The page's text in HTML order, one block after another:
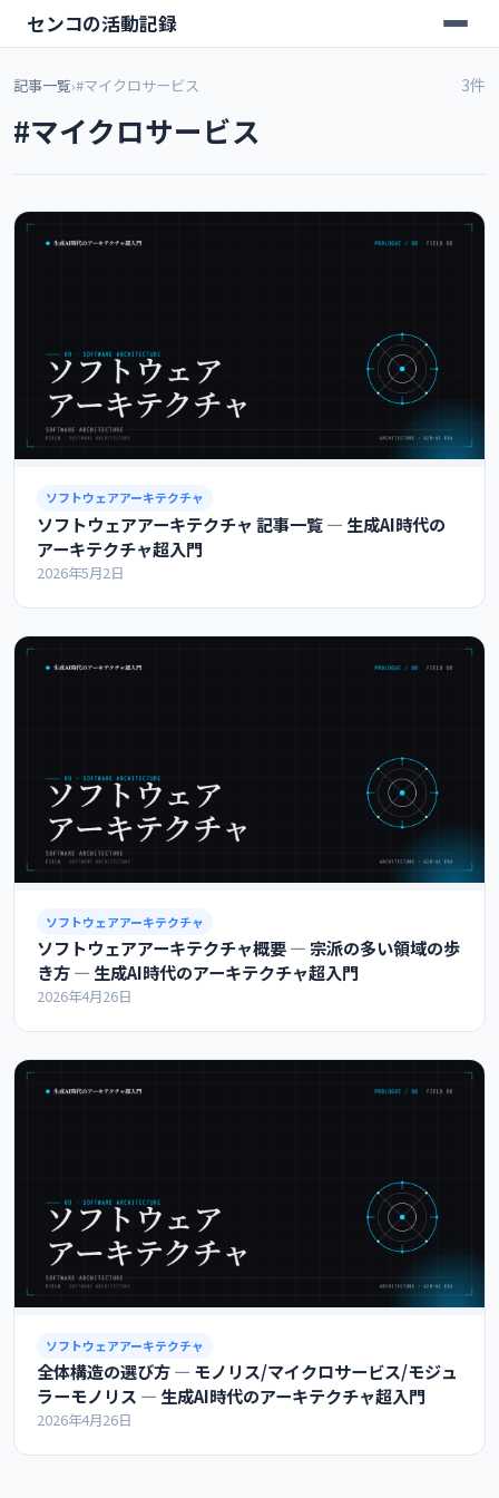
センコの活動記録
記事一覧›#マイクロサービス
#マイクロサービス
3件
ソフトウェアアーキテクチャ
ソフトウェアアーキテクチャ 記事一覧 ― 生成AI時代の
アーキテクチャ超入門
2026年5月2日
ソフトウェアアーキテクチャ
ソフトウェアアーキテクチャ概要 ― 宗派の多い領域の歩
き方 ― 生成AI時代のアーキテクチャ超入門
2026年4月26日
ソフトウェアアーキテクチャ
全体構造の選び方 ― モノリス/マイクロサービス/モジュ
ラーモノリス ― 生成AI時代のアーキテクチャ超入門
2026年4月26日